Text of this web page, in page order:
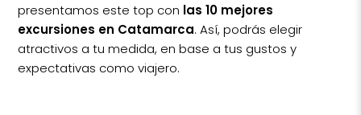
presentamos este top con las 10 mejores
excursiones en Catamarca. Así, podrás elegir
atractivos a tu medida, en base a tus gustos y
expectativas como viajero.